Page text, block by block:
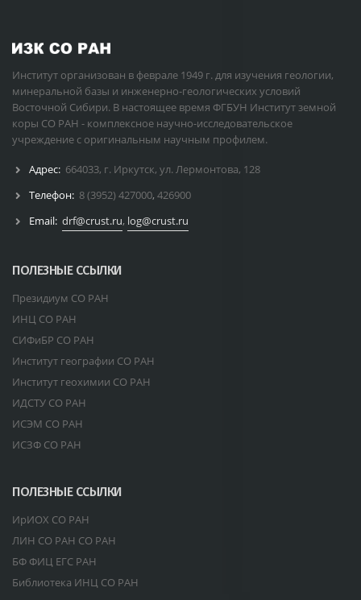
Институт организован в феврале 1949 г. для изучения геологии,
минеральной базы и инженерно-геологических условий
Восточной Сибири. В настоящее время ФГБУН Институт земной
коры СО РАН - комплексное научно-исследовательское
учреждение с оригинальным научным профилем.
Адрес: 664033, г. Иркутск, ул. Лермонтова, 128
Телефон: 8 (3952) 427000, 426900
Email: drf@crust.ru, log@crust.ru
ПОЛЕЗНЫЕ ССЫЛКИ
Президиум СО РАН
ИНЦ СО РАН
СИФиБР СО РАН
Институт географии СО РАН
Институт геохимии СО РАН
ИДСТУ СО РАН
ИСЭМ СО РАН
ИСЗФ СО РАН
ПОЛЕЗНЫЕ ССЫЛКИ
ИрИОХ СО РАН
ЛИН СО РАН СО РАН
БФ ФИЦ ЕГС РАН
Библиотека ИНЦ СО РАН